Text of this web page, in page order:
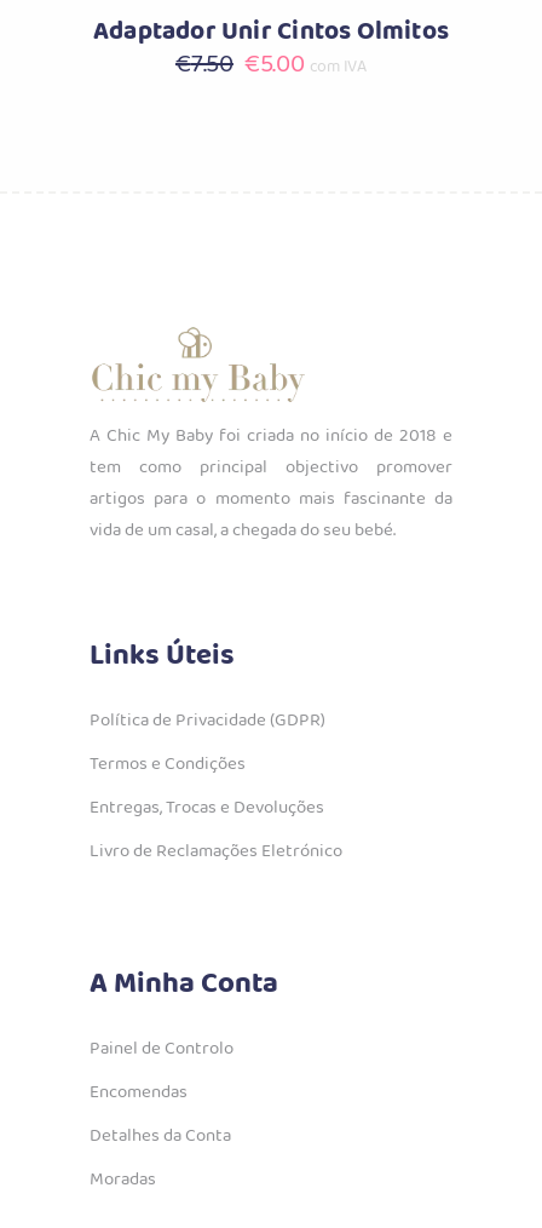
Adaptador Unir Cintos Olmitos
€7.50 O
€5.00Ocom IVA
A Chic My Baby foi criada no início de 2018 e
tem como principal objectivo promover
artigos para o momento mais fascinante da
vida de um casal, a chegada do seu bebé.
Links Úteis
Política de Privacidade (GDPR)
Termos e Condições
Entregas, Trocas e Devoluções
Livro de Reclamações Eletrónico
A Minha Conta
Painel de Controlo
Encomendas
Detalhes da Conta
Moradas